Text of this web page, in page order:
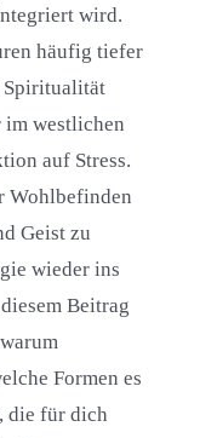
wird.
häufig tiefer
Spiritualität
im westlichen
auf Stress.
Wohlbefinden
Geist zu
wieder ins
Beitrag
Formen es
die für dich